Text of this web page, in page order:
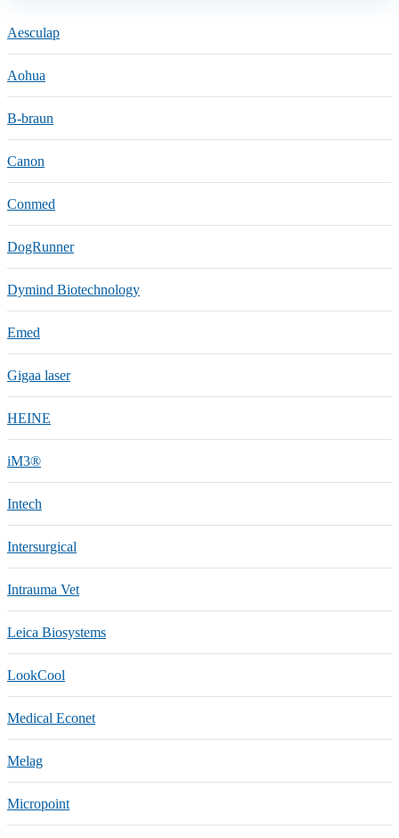
Aesculap
Aohua
B-braun
Canon
Conmed
DogRunner
Dymind Biotechnology
Emed
Gigaa laser
HEINE
iM3®️
Intech
Intersurgical
Intrauma Vet
Leica Biosystems
LookCool
Medical Econet
Melag
Micropoint